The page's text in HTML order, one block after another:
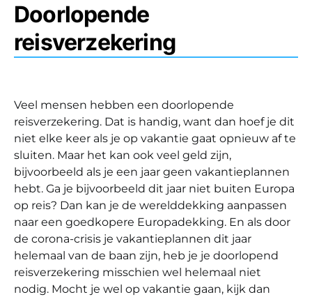
Doorlopende
reisverzekering
Veel mensen hebben een doorlopende
reisverzekering. Dat is handig, want dan hoef je dit
niet elke keer als je op vakantie gaat opnieuw af te
sluiten. Maar het kan ook veel geld zijn,
bijvoorbeeld als je een jaar geen vakantieplannen
hebt. Ga je bijvoorbeeld dit jaar niet buiten Europa
op reis? Dan kan je de werelddekking aanpassen
naar een goedkopere Europadekking. En als door
de corona-crisis je vakantieplannen dit jaar
helemaal van de baan zijn, heb je je doorlopend
reisverzekering misschien wel helemaal niet
nodig. Mocht je wel op vakantie gaan, kijk dan